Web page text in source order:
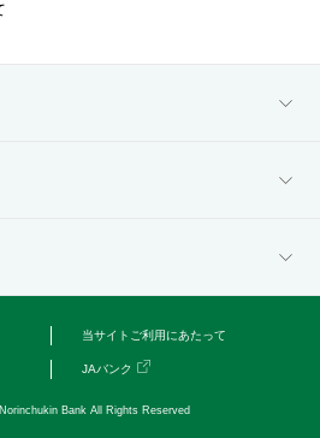
当サイトご利用にあたって
JAバンク
Bank All Rights Reserved